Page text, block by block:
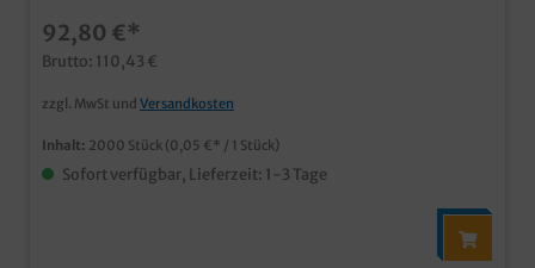
unseren Kundenservice
92,80 €*
Brutto: 110,43 €
zzgl. MwSt und Versandkosten
Inhalt: 2000 Stück (0,05 €* / 1 Stück)
Sofort verfügbar, Lieferzeit: 1-3 Tage